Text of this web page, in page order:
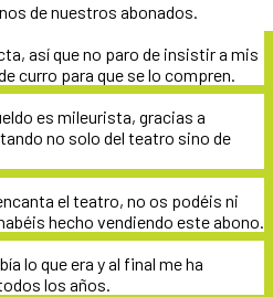
de nuestros abonados.
así que no paro de insistir a mis
curro para que se lo compren.
es mileurista, gracias a
no solo del teatro sino de
el teatro, no os podéis ni
hecho vendiendo este abono.
lo que era y al final me ha
los años.